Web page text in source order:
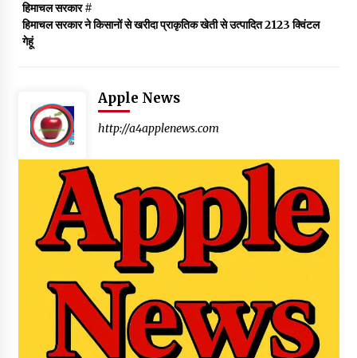
हिमाचल सरकार#
हिमाचल सरकार ने किसानों से खरीदा प्राकृतिक खेती से उत्पादित 2123 क्विंटल
गेहूं
Apple News
http://a4applenews.com